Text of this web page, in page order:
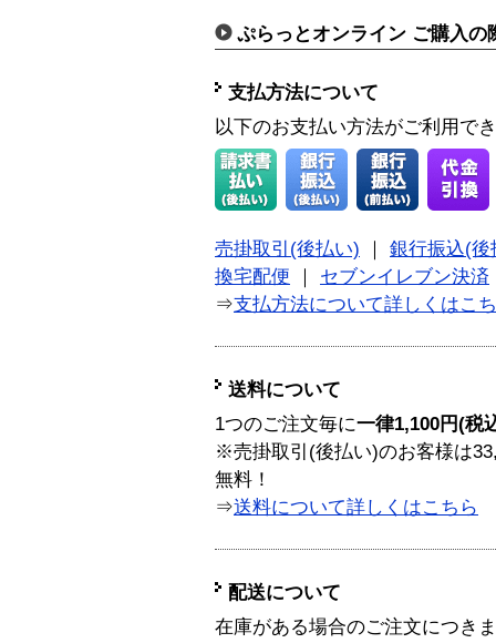
ぷらっとオンライン ご購入の
支払方法について
以下のお支払い方法がご利用で
売掛取引(後払い)
銀行振込(後
換宅配便
セブンイレブン決済
⇒支払方法について詳しくはこ
送料について
1つのご注文毎に一律1,100円(税
※売掛取引(後払い)のお客様は
無料！
⇒送料について詳しくはこちら
配送について
在庫がある場合のご注文につき